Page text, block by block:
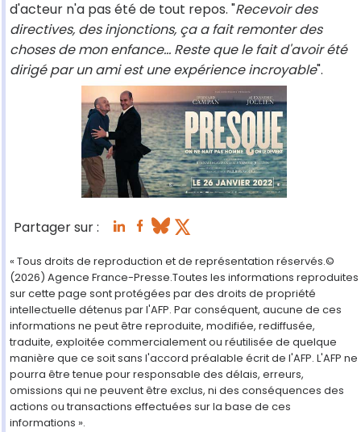
d'acteur n'a pas été de tout repos. "Recevoir des
directives, des injonctions, ça a fait remonter des
choses de mon enfance... Reste que le fait d'avoir été
dirigé par un ami est une expérience incroyable".
Partager sur :
« Tous droits de reproduction et de représentation réservés.©
(2026) Agence France-Presse.Toutes les informations reproduites
sur cette page sont protégées par des droits de propriété
intellectuelle détenus par l'AFP. Par conséquent, aucune de ces
informations ne peut être reproduite, modifiée, rediffusée,
traduite, exploitée commercialement ou réutilisée de quelque
manière que ce soit sans l'accord préalable écrit de l'AFP. L'AFP ne
pourra être tenue pour responsable des délais, erreurs,
omissions qui ne peuvent être exclus, ni des conséquences des
actions ou transactions effectuées sur la base de ces
informations ».